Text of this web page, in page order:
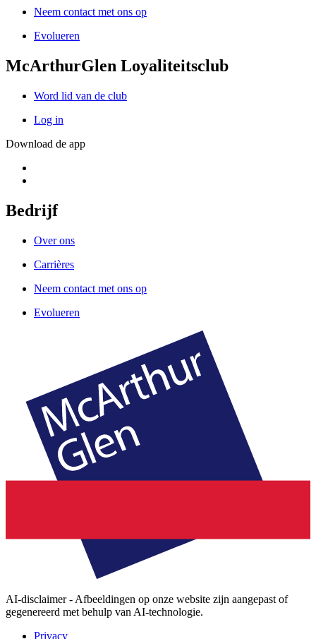
Neem contact met ons op
Evolueren
McArthurGlen Loyaliteitsclub
Word lid van de club
Log in
Download de app
Bedrijf
Over ons
Carrières
Neem contact met ons op
Evolueren
AI-disclaimer - Afbeeldingen op onze website zijn aangepast of
gegenereerd met behulp van AI-technologie.
Privacy